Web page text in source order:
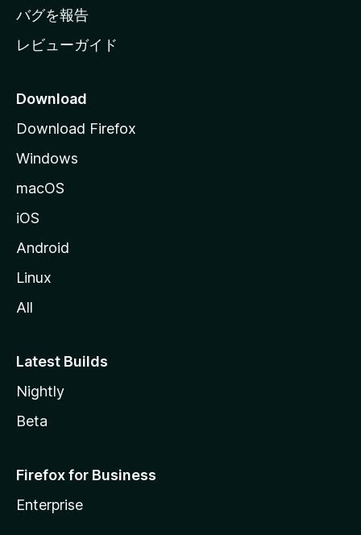
へ
バグを報告
レビューガイド
Download
Download Firefox
Windows
macOS
iOS
Android
Linux
All
Latest Builds
Nightly
Beta
Firefox for Business
Enterprise